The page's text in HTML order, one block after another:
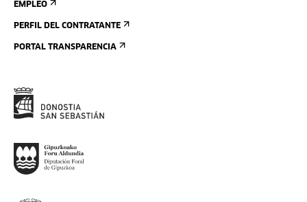
EMPLEO
PERFIL DEL CONTRATANTE
PORTAL TRANSPARENCIA